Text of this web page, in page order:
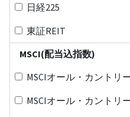
日経225
東証REIT
MSCI(配当込指数)
MSCIオール・カントリ
MSCIオール・カントリ